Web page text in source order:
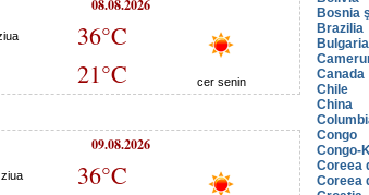
08.08.2026
36°C
cer senin
21°C
09.08.2026
ziua 36°C
Bosnia
Brazilia
Bulgaria
Canada
Chile
China
Congo
Congo-
Coreea
Coreea